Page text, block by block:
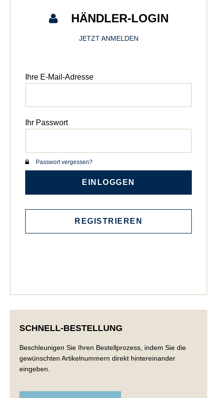
HÄNDLER-LOGIN
JETZT ANMELDEN
Ihre E-Mail-Adresse
Ihr Passwort
Passwort vergessen?
EINLOGGEN
REGISTRIEREN
SCHNELL-BESTELLUNG
Beschleunigen Sie Ihren Bestellprozess, indem Sie die
gewünschten Artikelnummern direkt hintereinander
eingeben.